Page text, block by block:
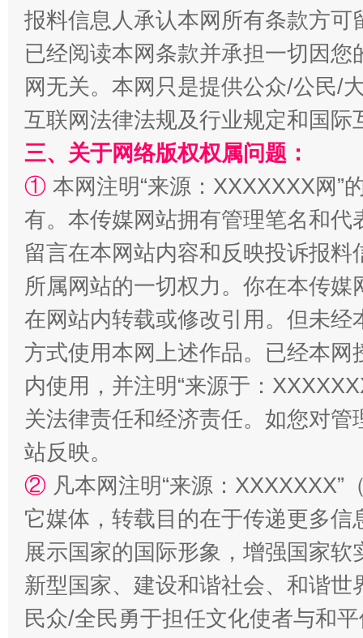
阿坝州三大球赛在茂县开幕 规模
报料信息人承认本网所有条款方
已经阅读本网条款并承担一切因
网无关。本网只是提供公众/公民/
互联网法律法规及行业规定和国
三、关于网络版权权属问题：
① 本网注明“来源：XXXXXXX网”
有。本传媒网站拥有管理笔名和
留言在本网站内容和反映投诉报
所属网站的一切权力。你在本传
在网站内转载或修改引用。但未
方式使用本网上述作品。已经本
内使用，并注明“来源于：
关法律责任和经济责任。如您对
站反映。
② 凡本网注明“来源：
它媒体，转载目的在于传递更多
展示国家的国际形象，增强国家
新型国家、建设和谐社会、和谐
民众/全民勇于担任文化使者与和